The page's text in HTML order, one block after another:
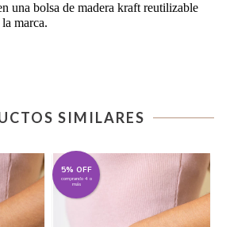
una bolsa de madera kraft reutilizable
marca.
SIMILARES
5% OFF
comprando 4 o
más